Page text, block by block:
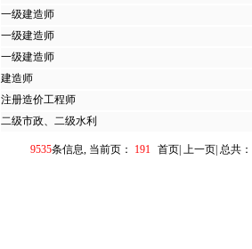
一级建造师
一级建造师
一级建造师
建造师
注册造价工程师
二级市政、二级水利
9535条信息, 当前页： 191 首页| 上一页| 总共：